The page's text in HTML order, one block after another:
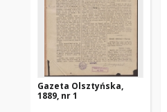
Gazeta Olsztyńska,
1889, nr 1